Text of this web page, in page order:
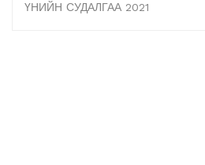
ҮНИЙН СУДАЛГАА 2021